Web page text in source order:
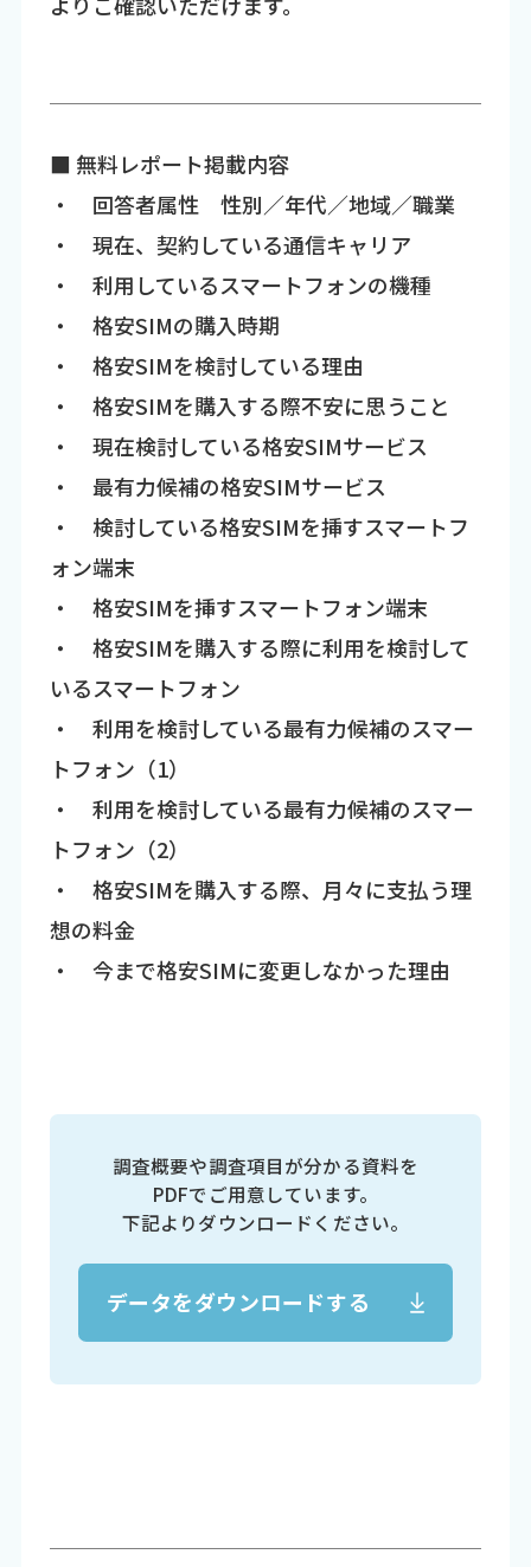
■ 無料レポート掲載内容
・ 回答者属性 性別／年代／地域／職業
・ 現在、契約している通信キャリア
・ 利用しているスマートフォンの機種
・ 格安SIMの購入時期
・ 格安SIMを検討している理由
・ 格安SIMを購入する際不安に思うこと
・ 現在検討している格安SIMサービス
・ 最有力候補の格安SIMサービス
・ 検討している格安SIMを挿すスマートフ
ォン端末
・ 格安SIMを挿すスマートフォン端末
・ 格安SIMを購入する際に利用を検討して
いるスマートフォン
・ 利用を検討している最有力候補のスマー
トフォン（1）
・ 利用を検討している最有力候補のスマー
トフォン（2）
・ 格安SIMを購入する際、月々に支払う理
想の料金
・ 今まで格安SIMに変更しなかった理由
調査概要や調査項目が分かる資料を
PDFでご用意しています。
下記よりダウンロードください。
データをダウンロードする